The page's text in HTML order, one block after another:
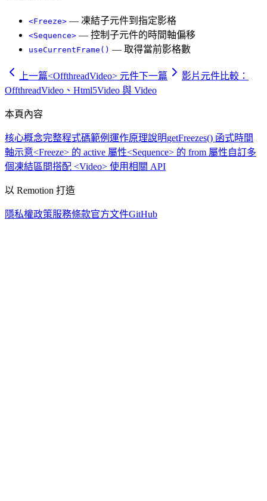
<Freeze> — 凍結子元件到指定影格
<Sequence> — 控制子元件的時間軸偏移
useCurrentFrame() — 取得當前影格數
上一篇<OffthreadVideo> 元件下一篇
影片元件比較：
OffthreadVideo、Html5Video 與 Video
本頁內容
核心概念完整程式碼範例 運作原理說明getFreezes() 函式時間
軸示意<Freeze> 的 active 屬性<Sequence> 的 from 屬性自訂多
個凍結區間搭配 <Video> 使用相關 API
以 Remotion 打造
隱私權政策服務條款官方文件GitHub